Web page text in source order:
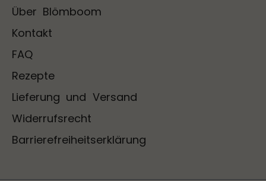
Über Blömboom
Kontakt
FAQ
Rezepte
Lieferung und Versand
Widerrufsrecht
Barrierefreiheitserklärung